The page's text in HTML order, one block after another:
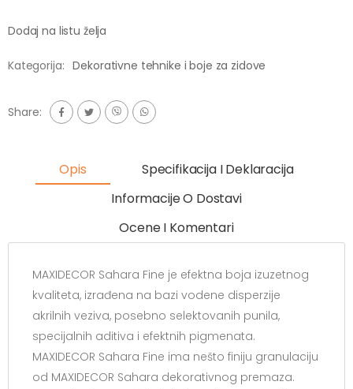
Dodaj na listu želja
Kategorija: Dekorativne tehnike i boje za zidove
Share:
Opis
Specifikacija I Deklaracija
Informacije O Dostavi
Ocene I Komentari
MAXIDECOR Sahara Fine je efektna boja izuzetnog
kvaliteta, izrađena na bazi vodene disperzije
akrilnih veziva, posebno selektovanih punila,
specijalnih aditiva i efektnih pigmenata.
MAXIDECOR Sahara Fine ima nešto finiju granulaciju
od MAXIDECOR Sahara dekorativnog premaza.